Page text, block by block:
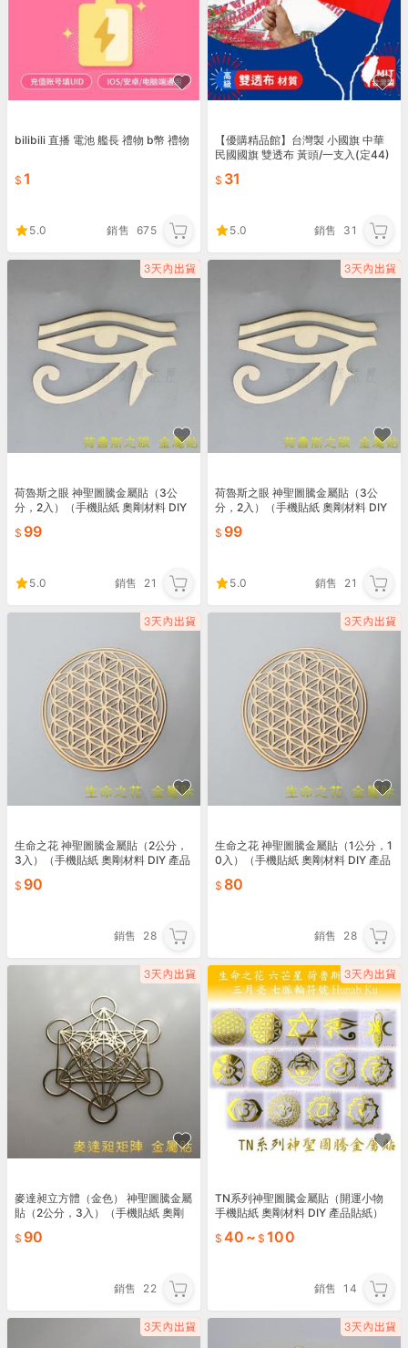
bilibili 直播 電池 艦長 禮物 b幣 禮物
1
5.0 銷售 675
【優購精品館】台灣製 小國旗 中華
民國國旗 雙透布 黃頭/一支入(定44)
旗 手
31
5.0 銷售 31
荷魯斯之眼 神聖圖騰金屬貼（3公
分，2入）（手機貼紙 奧剛材料 DIY
99
5.0 銷售 21
荷魯斯之眼 神聖圖騰金屬貼（3公
分，2入）（手機貼紙 奧剛材料 DIY
99
5.0 銷售 21
生命之花 神聖圖騰金屬貼（2公分，
3入）（手機貼紙 奧剛材料 DIY 產品
90
銷售 28
生命之花 神聖圖騰金屬貼（1公分，1
0入）（手機貼紙 奧剛材料 DIY 產品
80
銷售 28
麥達昶立方體（金色） 神聖圖騰金屬
貼（2公分，3入）（手機貼紙 奧剛
90
銷售 22
TN系列神聖圖騰金屬貼（開運小物
手機貼紙 奧剛材料 DIY 產品貼紙）
40 ~ 100
銷售 14